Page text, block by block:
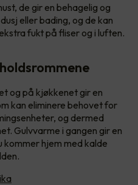
de gir en behagelig og
eller bading, og de kan
fukt på fliser og i luften.
og på kjøkkenet gir en
kan eliminere behovet for
og dermed
Gulvvarme i gangen gir en
kommer hjem med kalde